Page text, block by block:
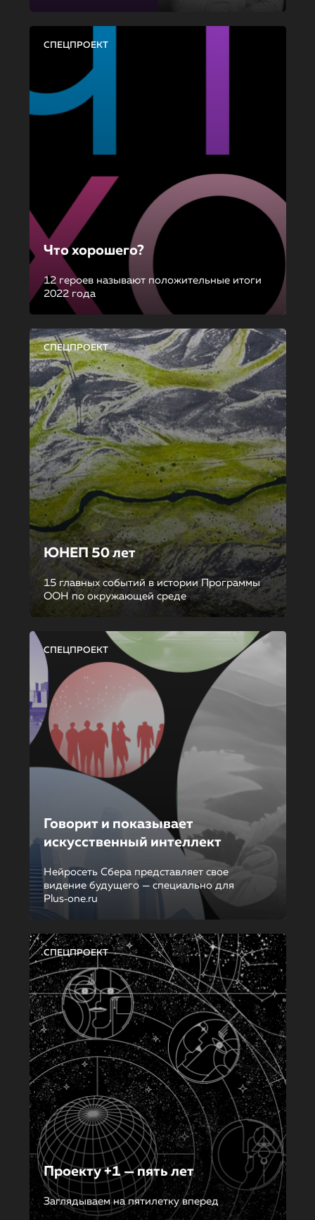
СПЕЦПРОЕКТ
Что хорошего?
12 героев называют положительные итоги
2022 года
СПЕЦПРОЕКТ
ЮНЕП 50 лет
15 главных событий в истории Программы
ООН по окружающей среде
СПЕЦПРОЕКТ
Говорит и показывает
искусственный интеллект
Нейросеть Сбера представляет свое
видение будущего — специально для
Plus‑one.ru
СПЕЦПРОЕКТ
Проекту +1 — пять лет
Заглядываем на пятилетку вперед